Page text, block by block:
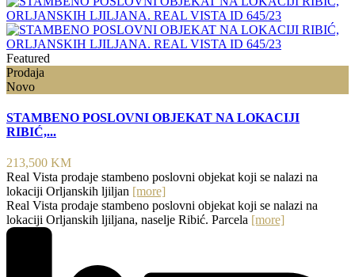
Featured
Prodaja
Novo
STAMBENO POSLOVNI OBJEKAT NA LOKACIJI
RIBIĆ,...
213,500 KM
Real Vista prodaje stambeno poslovni objekat koji se nalazi na
lokaciji Orljanskih ljiljan [more]
Real Vista prodaje stambeno poslovni objekat koji se nalazi na
lokaciji Orljanskih ljiljana, naselje Ribić. Parcela [more]